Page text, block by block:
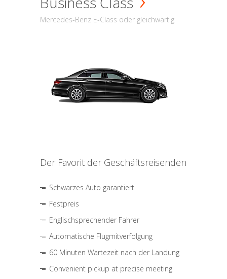
Mercedes-Benz E-Class oder gleichwärtig
Der Favorit der Geschäftsreisenden
Schwarzes Auto garantiert
Festpreis
Englischsprechender Fahrer
Automatische Flugmitverfolgung
60 Minuten Wartezeit nach der Landung
Convenient pickup at precise meeting